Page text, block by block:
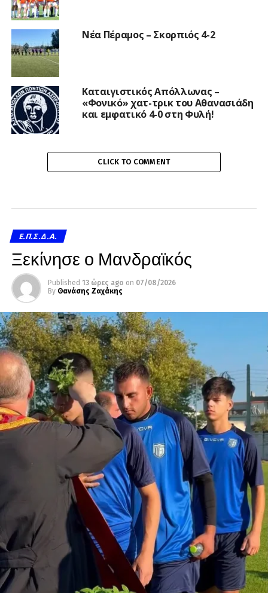
Νέα Πέραμος – Σκορπιός 4-2
Καταιγιστικός Απόλλωνας –
«Φονικό» χατ-τρικ του Αθανασιάδη
και εμφατικό 4-0 στη Φυλή!
CLICK TO COMMENT
Ε.Π.Σ.Δ.Α.
Ξεκίνησε ο Μανδραϊκός
Published 13 ώρες ago on 07/08/2026
By Θανάσης Ζαχάκης